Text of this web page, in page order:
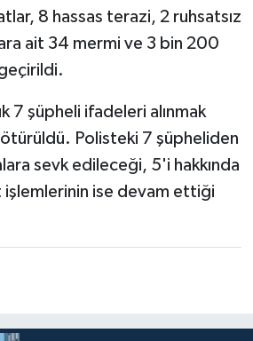
8 hassas terazi, 2 ruhsatsız
ait 34 mermi ve 3 bin 200
7 şüpheli ifadeleri alınmak
Polisteki 7 şüpheliden
sevk edileceği, 5'i hakkında
ise devam ettiği